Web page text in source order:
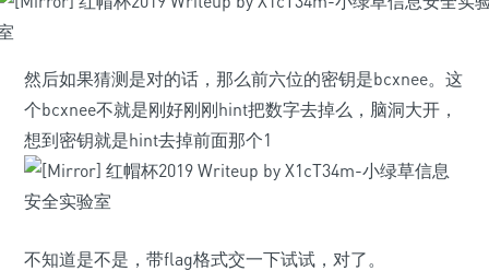
然后如果猜测是对的话，那么前六位的密钥是bcxnee。这
个bcxnee不就是刚好刚刚hint把数字去掉么，脑洞大开，
想到密钥就是hint去掉前面那个1
不知道是不是，带flag格式交一下试试，对了。